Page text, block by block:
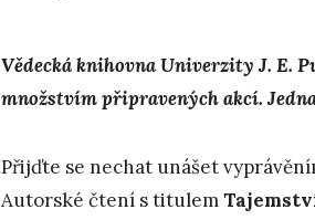
Vědecká knihovna Univerzity J. E.
množstvím připravených akcí.
Přijďte se nechat unášet
Autorské čtení s titulemTajemstv